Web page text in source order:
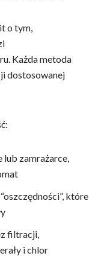
o tym,
Każda metoda
dostosowanej
zamrażarce,
które
filtracji,
i chlor